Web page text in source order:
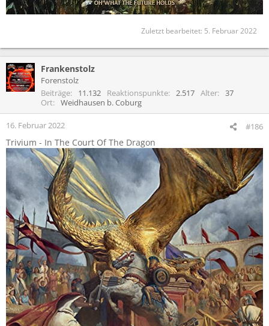
Zuletzt bearbeitet: 5. Februar 2022
Frankenstolz
Forenstolz
Beiträge
11.132 Reaktionspunkte 2.517 Alter
37
Ort
Weidhausen b. Coburg
16. Februar 2022 #186
Trivium - In The Court Of The Dragon